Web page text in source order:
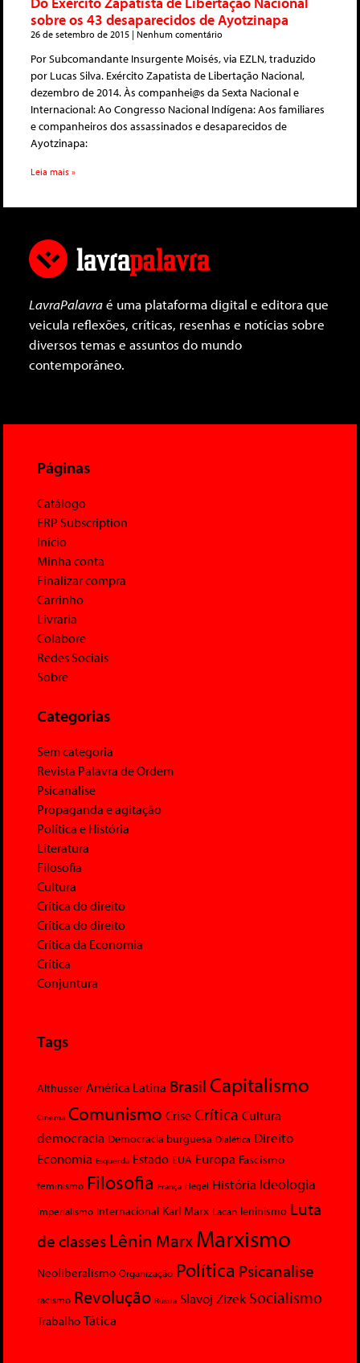
sobre os 43 desaparecidos de Ayotzinapa
26 de setembro de 2015 Nenhum comentário
Por Subcomandante Insurgente Moisés, via EZLN, traduzido
por Lucas Silva. Exército Zapatista de Libertação Nacional,
dezembro de 2014. Às companhei@s da Sexta Nacional e
Internacional: Ao Congresso Nacional Indígena: Aos familiares
e companheiros dos assassinados e desaparecidos de
Ayotzinapa:
Leia mais »
LavraPalavraé uma plataforma digital e editora que
veicula reflexões, críticas, resenhas e notícias sobre
diversos temas e assuntos do mundo
contemporâneo.
Páginas
Catálogo
ERP Subscription
Início
Minha conta
Finalizar compra
Carrinho
Livraria
Colabore
Redes Sociais
Sobre
Categorias
Sem categoria
Revista Palavra de Ordem
Psicanálise
Propaganda e agitação
Política e História
Literatura
Filosofia
Cultura
Crítica do direito
Crítica do direito
Crítica da Economia
Crítica
Conjuntura
Tags
Althusser América Latina Brasil Capitalismo
Cinema Comunismo Crise Crítica Cultura
democracia Democracia burguesa Dialética Direito
Economia Esquerda Estado EUA Europa Fascismo
feminismo Filosofia França Hegel História Ideologia
Imperialismo Internacional Karl Marx Lacan leninismo Luta
de classesLênin MarxMarxismo
Neoliberalismo Organização Política Psicanalise
racismo Revolução Rússia Slavoj Zizek Socialismo
Trabalho Tática